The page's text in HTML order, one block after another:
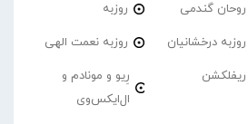
روحان گندمی روزبه
روزبه درخشانیان روزبه نعمت الهی
ریفلکشن
رِیو و مونادم و
ال‌ایکس‌وی